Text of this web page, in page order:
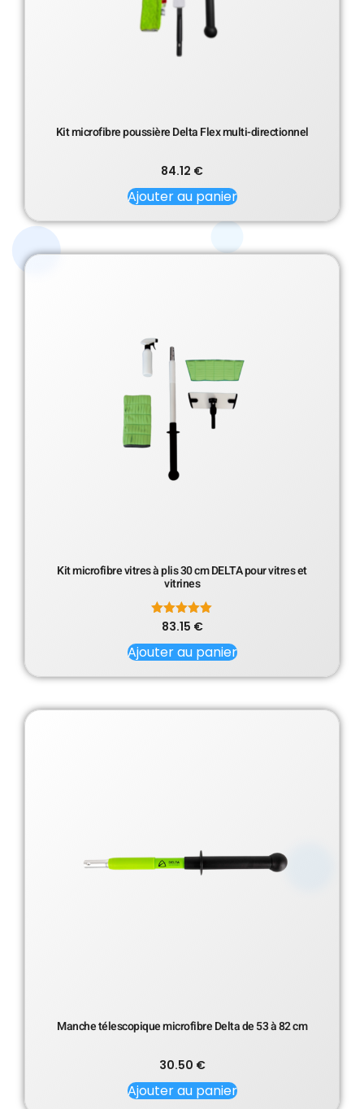
Kit microfibre poussière Delta Flex multi-directionnel
84.12 €
Ajouter au panier
Kit microfibre vitres à plis 30 cm DELTA pour vitres et
vitrines
Note
sur 5
83.15 €
Ajouter au panier
Manche télescopique microfibre Delta de 53 à 82 cm
30.50 €
Ajouter au panier